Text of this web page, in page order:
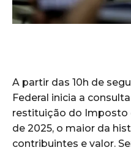
A partir das 10h de
Federal inicia a
restituição do Imposto
de 2025, o maior da
contribuintes e valor.